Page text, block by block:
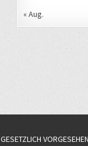
« Aug.
GESETZLICH